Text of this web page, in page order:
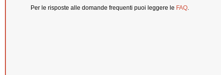
Per le risposte alle domande frequenti puoi leggere le FAQ.